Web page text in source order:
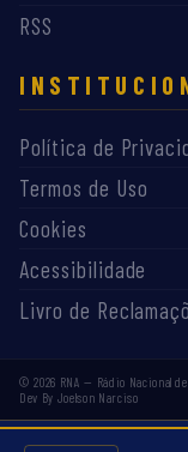
RSS
Política de
Termos de Uso
Cookies
Acessibilidade
Livro de
©2026 RNA — Rádio Nacional
Dev By Joelson Narciso